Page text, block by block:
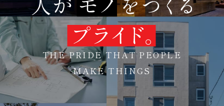
THE PRIDE THAT PEOPLE
MAKE THINGS